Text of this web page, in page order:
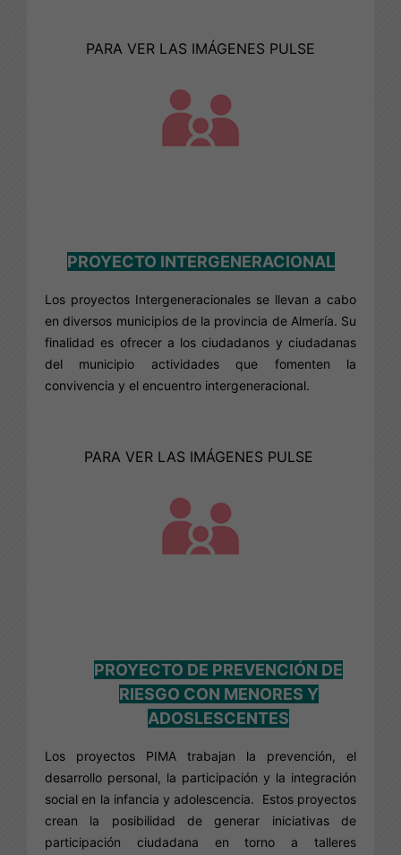
PARA VER LAS IMÁGENES PULSE
PROYECTO INTERGENERACIONAL
Los proyectos Intergeneracionales se llevan a cabo
en diversos municipios de la provincia de Almería. Su
finalidad es ofrecer a los ciudadanos y ciudadanas
del municipio actividades que fomenten la
convivencia y el encuentro intergeneracional.
PARA VER LAS IMÁGENES PULSE
PROYECTO DE PREVENCIÓN DE
RIESGO CON MENORES Y
ADOSLESCENTES
Los proyectos PIMA trabajan la prevención, el
desarrollo personal, la participación y la integración
social en la infancia y adolescencia. Estos proyectos
crean la posibilidad de generar iniciativas de
participación ciudadana en torno a talleres